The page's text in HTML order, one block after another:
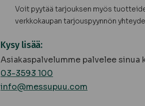
Voit pyytää tarjouksen myös
verkkokaupan tarjouspyynnön
Kysy lisää:
Asiakaspalvelumme palvelee sinua
03-3593 100
info@messupuu.com